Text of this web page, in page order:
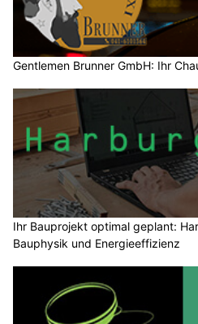
Gentlemen Brunner GmbH: Ihr
Ihr Bauprojekt optimal geplant:
Bauphysik und Energieeffizienz